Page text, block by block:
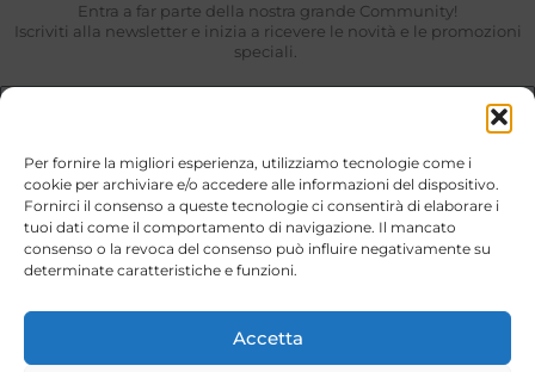
Per fornire la migliori esperienza, utilizziamo tecnologie come i
cookie per archiviare e/o accedere alle informazioni del dispositivo.
Fornirci il consenso a queste tecnologie ci consentirà di elaborare i
tuoi dati come il comportamento di navigazione. Il mancato
consenso o la revoca del consenso può influire negativamente su
determinate caratteristiche e funzioni.
Accetta
Entra a far parte della nostra grande Community!
Iscriviti alla newsletter e inizia a ricevere le novità e le promozioni
speciali.
ISCRIVIMI